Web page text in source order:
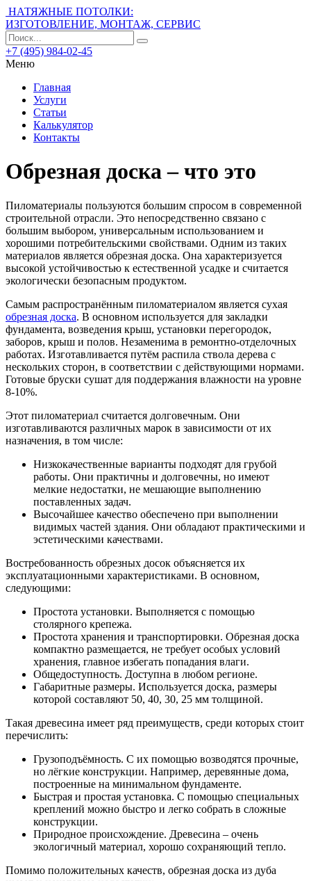
НАТЯЖНЫЕ ПОТОЛКИ:
ИЗГОТОВЛЕНИЕ, МОНТАЖ, СЕРВИС
+7 (495) 984-02-45
Меню
Главная
Услуги
Статьи
Калькулятор
Контакты
Обрезная доска – что это
Пиломатериалы пользуются большим спросом в современной
строительной отрасли. Это непосредственно связано с
большим выбором, универсальным использованием и
хорошими потребительскими свойствами. Одним из таких
материалов является обрезная доска. Она характеризуется
высокой устойчивостью к естественной усадке и считается
экологически безопасным продуктом.
Самым распространённым пиломатериалом является сухая
обрезная доска. В основном используется для закладки
фундамента, возведения крыш, установки перегородок,
заборов, крыш и полов. Незаменима в ремонтно-отделочных
работах. Изготавливается путём распила ствола дерева с
нескольких сторон, в соответствии с действующими нормами.
Готовые бруски сушат для поддержания влажности на уровне
8-10%.
Этот пиломатериал считается долговечным. Они
изготавливаются различных марок в зависимости от их
назначения, в том числе:
Низкокачественные варианты подходят для грубой
работы. Они практичны и долговечны, но имеют
мелкие недостатки, не мешающие выполнению
поставленных задач.
Высочайшее качество обеспечено при выполнении
видимых частей здания. Они обладают практическими и
эстетическими качествами.
Востребованность обрезных досок объясняется их
эксплуатационными характеристиками. В основном,
следующими:
Простота установки. Выполняется с помощью
столярного крепежа.
Простота хранения и транспортировки. Обрезная доска
компактно размещается, не требует особых условий
хранения, главное избегать попадания влаги.
Общедоступность. Доступна в любом регионе.
Габаритные размеры. Используется доска, размеры
которой составляют 50, 40, 30, 25 мм толщиной.
Такая древесина имеет ряд преимуществ, среди которых стоит
перечислить:
Грузоподъёмность. С их помощью возводятся прочные,
но лёгкие конструкции. Например, деревянные дома,
построенные на минимальном фундаменте.
Быстрая и простая установка. С помощью специальных
креплений можно быстро и легко собрать в сложные
конструкции.
Природное происхождение. Древесина – очень
экологичный материал, хорошо сохраняющий тепло.
Помимо положительных качеств, обрезная доска из дуба